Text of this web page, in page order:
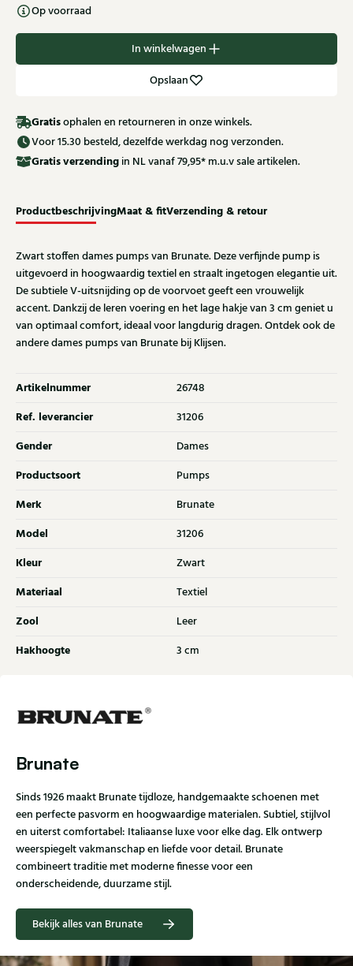
Op voorraad
In winkelwagen
Opslaan
Gratisophalen en retourneren in onze winkels.
Voor 15.30 besteld, dezelfde werkdag nog verzonden.
Gratisverzending in NL vanaf 79,95* m.u.v sale artikelen.
ProductbeschrijvingMaat & fitVerzending & retour
Zwart stoffen dames pumps van Brunate. Deze verfijnde pump is
uitgevoerd in hoogwaardig textiel en straalt ingetogen elegantie uit.
De subtiele V-uitsnijding op de voorvoet geeft een vrouwelijk
accent. Dankzij de leren voering en het lage hakje van 3 cm geniet u
van optimaal comfort, ideaal voor langdurig dragen. Ontdek ook de
andere dames pumps van Brunate bij Klijsen.
Artikelnummer 26748
Ref. leverancier 31206
Gender Dames
Productsoort Pumps
Merk Brunate
Model 31206
Kleur Zwart
Materiaal Textiel
Zool Leer
Hakhoogte 3 cm
Brunate
Sinds 1926 maakt Brunate tijdloze, handgemaakte schoenen met
een perfecte pasvorm en hoogwaardige materialen. Subtiel, stijlvol
en uiterst comfortabel: Italiaanse luxe voor elke dag. Elk ontwerp
weerspiegelt vakmanschap en liefde voor detail. Brunate
combineert traditie met moderne finesse voor een
onderscheidende, duurzame stijl.
Bekijk alles van Brunate